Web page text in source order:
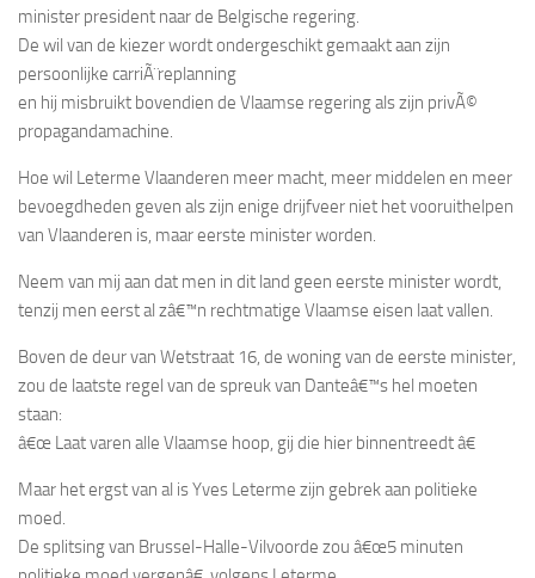
minister president naar de Belgische regering.
De wil van de kiezer wordt ondergeschikt gemaakt aan zijn
persoonlijke carriÃ¨replanning
en hij misbruikt bovendien de Vlaamse regering als zijn privÃ©
propagandamachine.
Hoe wil Leterme Vlaanderen meer macht, meer middelen en meer
bevoegdheden geven als zijn enige drijfveer niet het vooruithelpen
van Vlaanderen is, maar eerste minister worden.
Neem van mij aan dat men in dit land geen eerste minister wordt,
tenzij men eerst al zâ€™n rechtmatige Vlaamse eisen laat vallen.
Boven de deur van Wetstraat 16, de woning van de eerste minister,
zou de laatste regel van de spreuk van Danteâ€™s hel moeten
staan:
â€œ Laat varen alle Vlaamse hoop, gij die hier binnentreedt â€
Maar het ergst van al is Yves Leterme zijn gebrek aan politieke
moed.
De splitsing van Brussel-Halle-Vilvoorde zou â€œ5 minuten